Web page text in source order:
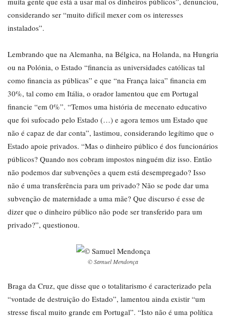
considerando ser “muito difícil mexer com os interesses
instalados”.
Lembrando que na Alemanha, na Bélgica, na Holanda, na Hungria
ou na Polónia, o Estado “financia as universidades católicas tal
como financia as públicas” e que “na França laica” financia em
30%, tal como em Itália, o orador lamentou que em Portugal
financie “em 0%”. “Temos uma história de mecenato educativo
que foi sufocado pelo Estado (…) e agora temos um Estado que
não é capaz de dar conta”, lastimou, considerando legítimo que o
Estado apoie privados. “Mas o dinheiro público é dos funcionários
públicos? Quando nos cobram impostos ninguém diz isso. Então
não podemos dar subvenções a quem está desempregado? Isso
não é uma transferência para um privado? Não se pode dar uma
subvenção de maternidade a uma mãe? Que discurso é esse de
dizer que o dinheiro público não pode ser transferido para um
privado?”, questionou.
© Samuel Mendonça
Braga da Cruz, que disse que o totalitarismo é caracterizado pela
“vontade de destruição do Estado”, lamentou ainda existir “um
stresse fiscal muito grande em Portugal”. “Isto não é uma política